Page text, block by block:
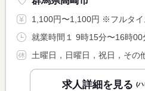
1,100円〜1,100円 ※フルタイム求人の場合は月額（換算額
就業時間１ 9時15分〜16時00
土曜日，日曜日，祝日，その
求人詳細を見る (ハ